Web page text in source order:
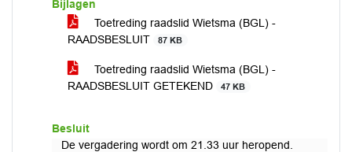
Bijlagen
Toetreding raadslid Wietsma (BGL) -
RAADSBESLUIT
87 KB
Toetreding raadslid Wietsma (BGL) -
RAADSBESLUIT GETEKEND
47 KB
Besluit
De vergadering wordt om 21.33 uur heropend.